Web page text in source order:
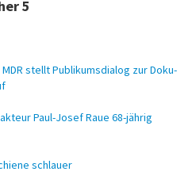
5
MDR stellt Publikumsdialog zur Doku-
Paul-Josef Raue 68-jährig
schlauer